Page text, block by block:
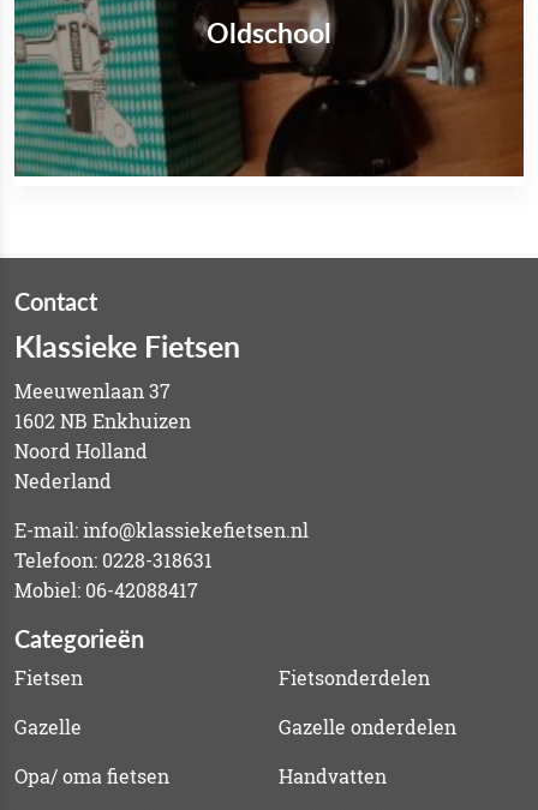
Oldschool
Contact
Klassieke Fietsen
Meeuwenlaan 37
1602 NB Enkhuizen
Noord Holland
Nederland
E-mail: info@klassiekefietsen.nl
Telefoon: 0228-318631
Mobiel: 06-42088417
Categorieën
Fietsen
Gazelle
Opa/ oma fietsen
Fietsonderdelen
Gazelle onderdelen
Handvatten